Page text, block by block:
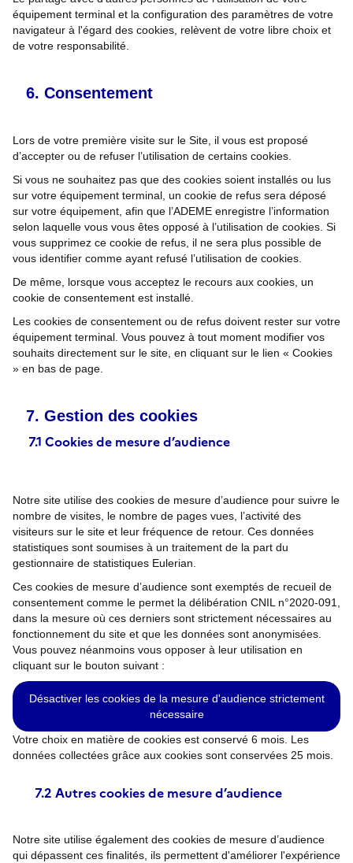
équipement terminal et la configuration des paramètres de votre
navigateur à l'égard des cookies, relèvent de votre libre choix et
de votre responsabilité.
Consentement
Lors de votre première visite sur le Site, il vous est proposé
d’accepter ou de refuser l’utilisation de certains cookies.
Si vous ne souhaitez pas que des cookies soient installés ou lus
sur votre équipement terminal, un cookie de refus sera déposé
sur votre équipement, afin que l’ADEME enregistre l’information
selon laquelle vous vous êtes opposé à l’utilisation de cookies. Si
vous supprimez ce cookie de refus, il ne sera plus possible de
vous identifier comme ayant refusé l’utilisation de cookies.
De même, lorsque vous acceptez le recours aux cookies, un
cookie de consentement est installé.
Les cookies de consentement ou de refus doivent rester sur votre
équipement terminal. Vous pouvez à tout moment modifier vos
souhaits directement sur le site, en cliquant sur le lien « Cookies
» en bas de page.
Gestion des cookies
7.1 Cookies de mesure d’audience
Notre site utilise des cookies de mesure d’audience pour suivre le
nombre de visites, le nombre de pages vues, l’activité des
visiteurs sur le site et leur fréquence de retour. Ces données
statistiques sont soumises à un traitement de la part du
gestionnaire de statistiques Eulerian.
Ces cookies de mesure d’audience sont exemptés de recueil de
consentement comme le permet la délibération CNIL n°2020-091,
dans la mesure où ces derniers sont strictement nécessaires au
fonctionnement du site et que les données sont anonymisées.
Vous pouvez néanmoins vous opposer à leur utilisation en
cliquant sur le bouton suivant :
Désactiver les cookies de la mesure d'audience strictement
nécessaire
Votre choix en matière de cookies est conservé 6 mois. Les
données collectées grâce aux cookies sont conservées 25 mois.
7.2 Autres cookies de mesure d’audience
Notre site utilise également des cookies de mesure d’audience
qui dépassent ces finalités, ils permettent d'améliorer l'expérience